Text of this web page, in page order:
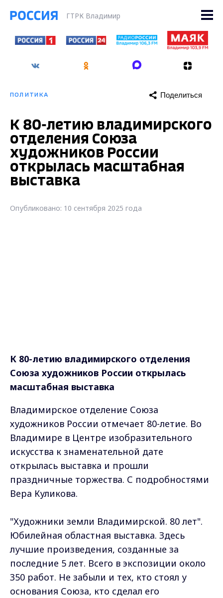
ГТРК Владимир
ПОЛИТИКА Поделиться
К 80-летию владимирского
отделения Союза
художников России
открылась масштабная
выставка
Опубликовано: 10 сентября 2025 года
К 80-летию владимирского отделения
Союза художников России открылась
масштабная выставка
Владимирское отделение Союза
художников России отмечает 80-летие. Во
Владимире в Центре изобразительного
искусства к знаменательной дате
открылась выставка и прошли
праздничные торжества. С подробностями
Вера Куликова.
"Художники земли Владимирской. 80 лет".
Юбилейная областная выставка. Здесь
лучшие произведения, созданные за
последние 5 лет. Всего в экспозиции около
350 работ. Не забыли и тех, кто стоял у
основания Союза, кто сделал его